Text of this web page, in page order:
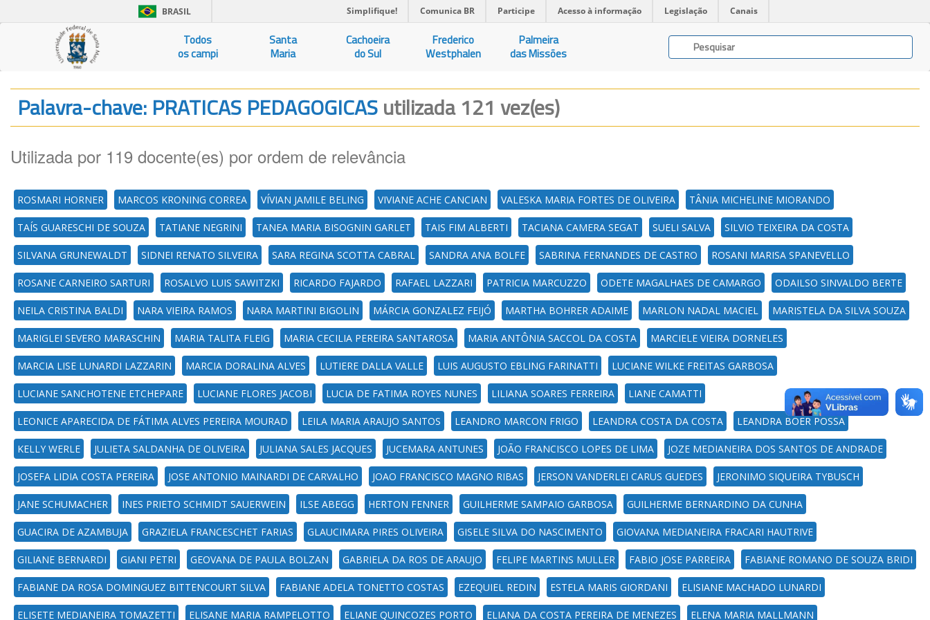
BRASIL Simplifique! Comunica BR Participe Acesso à informação Legislação Canais
Todos
os campi
Santa
Maria
Cachoeira
do Sul
Frederico
Westphalen
Palmeira
das Missões
Palavra-chave: PRATICAS PEDAGOGICASutilizada 121 vez(es)
Utilizada por 119 docente(es) por ordem de relevância
ROSMARI HORNER MARCOS KRONING CORREA VÍVIAN JAMILE BELING VIVIANE ACHE CANCIAN VALESKA MARIA FORTES DE OLIVEIRA TÂNIA MICHELINE MIORANDO
TAÍS GUARESCHI DE SOUZA TATIANE NEGRINI TANEA MARIA BISOGNIN GARLET TAIS FIM ALBERTI TACIANA CAMERA SEGAT SUELI SALVA SILVIO TEIXEIRA DA COSTA
SILVANA GRUNEWALDT SIDNEI RENATO SILVEIRA SARA REGINA SCOTTA CABRAL SANDRA ANA BOLFE SABRINA FERNANDES DE CASTRO ROSANI MARISA SPANEVELLO
ROSANE CARNEIRO SARTURI ROSALVO LUIS SAWITZKI RICARDO FAJARDO RAFAEL LAZZARI PATRICIA MARCUZZO ODETE MAGALHAES DE CAMARGO ODAILSO SINVALDO BERTE
NEILA CRISTINA BALDI NARA VIEIRA RAMOS NARA MARTINI BIGOLIN MÁRCIA GONZALEZ FEIJÓ MARTHA BOHRER ADAIME MARLON NADAL MACIEL MARISTELA DA SILVA SOUZA
MARIGLEI SEVERO MARASCHIN MARIA TALITA FLEIG MARIA CECILIA PEREIRA SANTAROSA MARIA ANTÔNIA SACCOL DA COSTA MARCIELE VIEIRA DORNELES
MARCIA LISE LUNARDI LAZZARIN MARCIA DORALINA ALVES LUTIERE DALLA VALLE LUIS AUGUSTO EBLING FARINATTI LUCIANE WILKE FREITAS GARBOSA
LUCIANE SANCHOTENE ETCHEPARE LUCIANE FLORES JACOBI LUCIA DE FATIMA ROYES NUNES LILIANA SOARES FERREIRA LIANE CAMATTI
LEONICE APARECIDA DE FÁTIMA ALVES PEREIRA MOURAD LEILA MARIA ARAUJO SANTOS LEANDRO MARCON FRIGO LEANDRA COSTA DA COSTA LEANDRA BOER POSSA
KELLY WERLE JULIETA SALDANHA DE OLIVEIRA JULIANA SALES JACQUES JUCEMARA ANTUNES JOÃO FRANCISCO LOPES DE LIMA JOZE MEDIANEIRA DOS SANTOS DE ANDRADE
JOSEFA LIDIA COSTA PEREIRA JOSE ANTONIO MAINARDI DE CARVALHO JOAO FRANCISCO MAGNO RIBAS JERSON VANDERLEI CARUS GUEDES JERONIMO SIQUEIRA TYBUSCH
JANE SCHUMACHER INES PRIETO SCHMIDT SAUERWEIN ILSE ABEGG HERTON FENNER GUILHERME SAMPAIO GARBOSA GUILHERME BERNARDINO DA CUNHA
GUACIRA DE AZAMBUJA GRAZIELA FRANCESCHET FARIAS GLAUCIMARA PIRES OLIVEIRA GISELE SILVA DO NASCIMENTO GIOVANA MEDIANEIRA FRACARI HAUTRIVE
GILIANE BERNARDI GIANI PETRI GEOVANA DE PAULA BOLZAN GABRIELA DA ROS DE ARAUJO FELIPE MARTINS MULLER FABIO JOSE PARREIRA FABIANE ROMANO DE SOUZA BRIDI
FABIANE DA ROSA DOMINGUEZ BITTENCOURT SILVA FABIANE ADELA TONETTO COSTAS EZEQUIEL REDIN ESTELA MARIS GIORDANI ELISIANE MACHADO LUNARDI
ELISETE MEDIANEIRA TOMAZETTI ELISANE MARIA RAMPELOTTO ELIANE QUINCOZES PORTO ELIANA DA COSTA PEREIRA DE MENEZES ELENA MARIA MALLMANN